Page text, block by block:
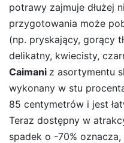
potrawy zajmuje dłużej
przygotowania może
(np. pryskający, gorący
delikatny, kwiecisty,
Caimani z asortymentu
wykonany w stu
85 centymetrów i jest
Teraz dostępny w
spadek o -70%